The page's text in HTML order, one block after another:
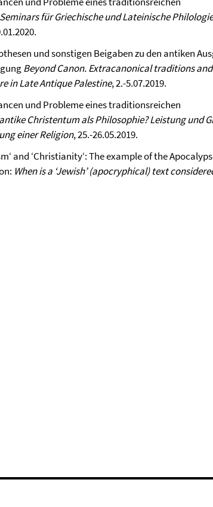
Seminars für Griechische und Lateinische
und sonstigen Beigaben zu den antiken
Beyond Canon.Extracanonical traditions
in Late Antique Palestine, 2.-5.07.2019.
und Probleme eines traditionsreichen
Christentum als Philosophie?Leistung und
einer Religion, 25.-26.05.2019.
and ‘Christianity‘: The example of the
When is a ‘Jewish’ (apocryphical) text